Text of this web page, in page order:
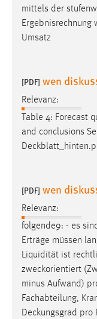
mittels der
Ergebnisrechnung
Umsatz
[PDF] wen
Relevanz:
Table 4: Forecast
and conclusions
[PDF] wen
Relevanz:
folgende9: - es
Erträge müssen
Liquidität ist
zweckorientiert
minus Aufwand)
Fachabteilung,
Deckungsgrad pro